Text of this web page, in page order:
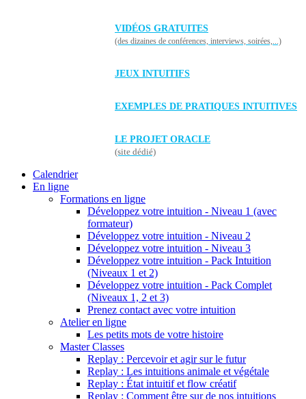
VIDÉOS GRATUITES
(des dizaines de conférences, interviews, soirées,...)
JEUX INTUITIFS
EXEMPLES DE PRATIQUES INTUITIVES
LE PROJET ORACLE
(site dédié)
Calendrier
En ligne
Formations en ligne
Développez votre intuition - Niveau 1 (avec
formateur)
Développez votre intuition - Niveau 2
Développez votre intuition - Niveau 3
Développez votre intuition - Pack Intuition
(Niveaux 1 et 2)
Développez votre intuition - Pack Complet
(Niveaux 1, 2 et 3)
Prenez contact avec votre intuition
Atelier en ligne
Les petits mots de votre histoire
Master Classes
Replay : Percevoir et agir sur le futur
Replay : Les intuitions animale et végétale
Replay : État intuitif et flow créatif
Replay : Comment être sur de nos intuitions